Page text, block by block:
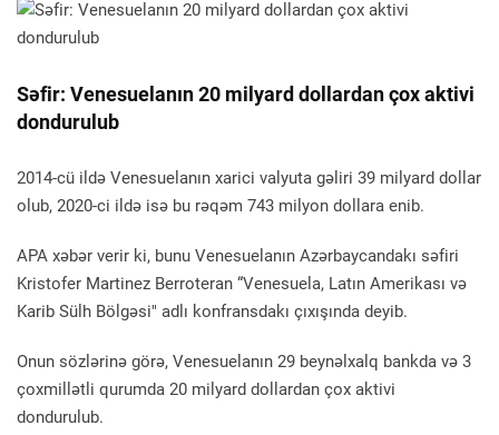
Səfir: Venesuelanın 20 milyard dollardan çox aktivi
dondurulub
2014-cü ildə Venesuelanın xarici valyuta gəliri 39 milyard dollar
olub, 2020-ci ildə isə bu rəqəm 743 milyon dollara enib.
APA xəbər verir ki, bunu Venesuelanın Azərbaycandakı səfiri
Kristofer Martinez Berroteran “Venesuela, Latın Amerikası və
Karib Sülh Bölgəsi" adlı konfransdakı çıxışında deyib.
Onun sözlərinə görə, Venesuelanın 29 beynəlxalq bankda və 3
çoxmillətli qurumda 20 milyard dollardan çox aktivi
dondurulub.